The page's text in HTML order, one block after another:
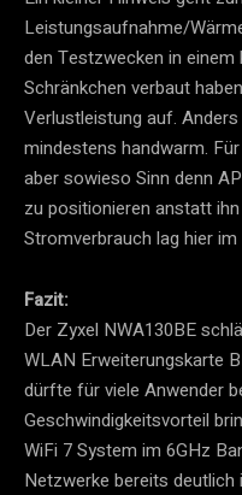
Leistungsaufnahme/
den Testzwecken in
Schränkchen verbaut
Verlustleistung auf.
mindestens handwarm.
aber sowieso Sinn denn
zu positionieren anstatt
Stromverbrauch lag hier im
Fazit:
Der Zyxel NWA130BE
WLAN Erweiterungskarte
dürfte für viele Anwender
Geschwindigkeitsvorteil
WiFi 7 System im 6GHz
Netzwerke bereits